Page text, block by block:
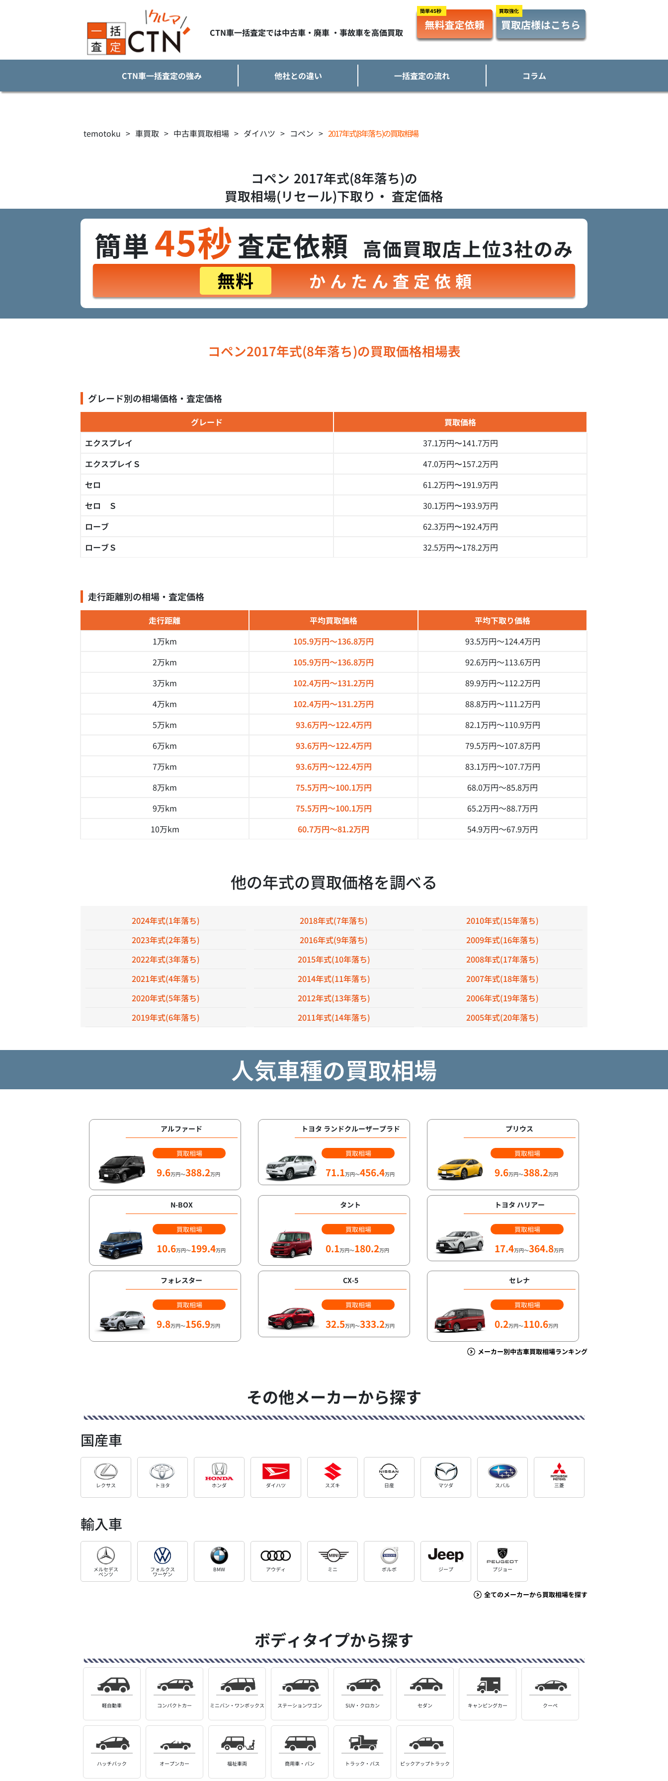
CTN車一括査定では中古車・廃車 ・事故車を高価買取
CTN車一括査定の強み 他社との違い 一括査定の流れ コラム
temotoku > 車買取 > 中古車買取相場 > ダイハツ > コペン > 2017年式(8年落ち)の買取相場
コペン 2017年式(8年落ち)の
買取相場(リセール)下取り・ 査定価格
簡単45秒査定依頼 高価買取店上位3社のみ
無料 かんたん査定依頼
コペン2017年式(8年落ち)の買取価格相場表
グレード別の相場価格・査定価格
グレード
買取価格
エクスプレイ
37.1万円〜141.7万円
エクスプレイＳ
47.0万円〜157.2万円
セロ
61.2万円〜191.9万円
セロ Ｓ
30.1万円〜193.9万円
ローブ
62.3万円〜192.4万円
ローブＳ
32.5万円〜178.2万円
走行距離別の相場・査定価格
走行距離 平均買取価格
平均下取り価格
1万km
105.9万円～136.8万円 93.5万円～124.4万円
2万km
105.9万円～136.8万円 92.6万円～113.6万円
3万km
102.4万円～131.2万円 89.9万円～112.2万円
4万km
102.4万円～131.2万円 88.8万円～111.2万円
5万km
93.6万円～122.4万円 82.1万円～110.9万円
6万km
93.6万円～122.4万円 79.5万円～107.8万円
7万km
93.6万円～122.4万円 83.1万円～107.7万円
8万km
75.5万円～100.1万円 68.0万円～85.8万円
9万km
75.5万円～100.1万円 65.2万円～88.7万円
10万km
60.7万円～81.2万円 54.9万円～67.9万円
他の年式の買取価格を調べる
2024年式(1年落ち)
2023年式(2年落ち)
2022年式(3年落ち)
2021年式(4年落ち)
2020年式(5年落ち)
2019年式(6年落ち)
2018年式(7年落ち)
2016年式(9年落ち)
2015年式(10年落ち)
2014年式(11年落ち)
2012年式(13年落ち)
2011年式(14年落ち)
2010年式(15年落ち)
2009年式(16年落ち)
2008年式(17年落ち)
2007年式(18年落ち)
2006年式(19年落ち)
2005年式(20年落ち)
人気車種の買取相場
アルファード
買取相場
9.6万円～388.2万円
トヨタ ランドクルーザープラド
買取相場
71.1万円～456.4万円
プリウス
買取相場
9.6万円～388.2万円
N-BOX
買取相場
10.6万円～199.4万円
タント
買取相場
0.1万円～180.2万円
トヨタ ハリアー
買取相場
17.4万円～364.8万円
フォレスター
買取相場
9.8万円～156.9万円
CX-5
買取相場
32.5万円～333.2万円
セレナ
買取相場
0.2万円～110.6万円
メーカー別中古車買取相場ランキング
その他メーカーから探す
国産車
レクサス トヨタ ホンダ ダイハツ スズキ 日産 マツダ スバル 三菱
輸入車
メルセデス
ベンツ
フォルクス
ワーゲン
BMW アウディ ミニ ボルボ ジープ プジョー
全てのメーカーから買取相場を探す
ボディタイプから探す
軽自動車 コンパクトカー ミニバン・ ワンボックス ステーションワゴン SUV・クロカン セダン キャンピングカー クーペ
ハッチバック オープンカー 福祉車両 商用車・バン トラック・バス ピックアップ トラック